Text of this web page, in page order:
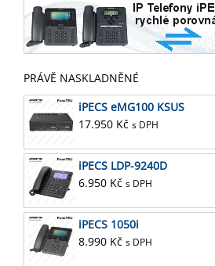
PRÁVĚ NASKLADNĚNÉ
iPECS eMG100 KSUS
17.950 Kč s DPH
iPECS LDP-9240D
6.950 Kč s DPH
iPECS 1050i
8.990 Kč s DPH